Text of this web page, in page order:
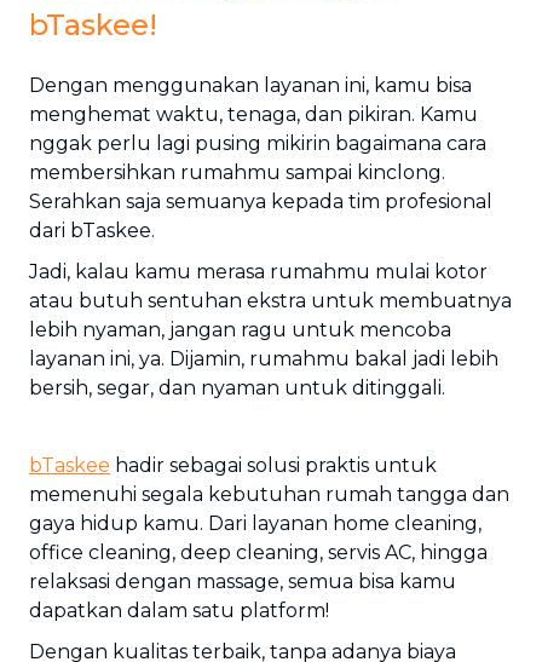
bTaskee!
Dengan menggunakan layanan ini, kamu bisa
menghemat waktu, tenaga, dan pikiran. Kamu
nggak perlu lagi pusing mikirin bagaimana cara
membersihkan rumahmu sampai kinclong.
Serahkan saja semuanya kepada tim profesional
dari bTaskee.
Jadi, kalau kamu merasa rumahmu mulai kotor
atau butuh sentuhan ekstra untuk membuatnya
lebih nyaman, jangan ragu untuk mencoba
layanan ini, ya. Dijamin, rumahmu bakal jadi lebih
bersih, segar, dan nyaman untuk ditinggali.
bTaskee hadir sebagai solusi praktis untuk
memenuhi segala kebutuhan rumah tangga dan
gaya hidup kamu. Dari layanan home cleaning,
office cleaning, deep cleaning, servis AC, hingga
relaksasi dengan massage, semua bisa kamu
dapatkan dalam satu platform!
Dengan kualitas terbaik, tanpa adanya biaya